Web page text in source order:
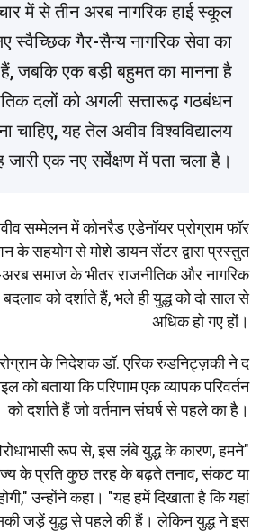
में से तीन अरब नागरिक हाई स्कूल
स्वैच्छिक गैर-सैन्य नागरिक सेवा का
जबकि एक बड़ी बहुमत का मानना है
दलों को अगली सत्तारूढ़ गठबंधन
चाहिए, यह तेल अवीव विश्वविद्यालय
जारी एक नए सर्वेक्षण में पता चला है।
सम्मेलन में कोनरैड एडेनॉयर प्रोग्राम फॉर
सहयोग से मोशे डायन सेंटर द्वारा प्रस्तुत
अरब समाज के भीतर राजनीतिक और नागरिक
को दर्शाते हैं, भले ही युद्ध को दो साल से
अधिक हो गए हों।
के निदेशक डॉ. एरिक रुडनिट्ज़की ने द
को बताया कि परिणाम एक व्यापक परिवर्तन
को दर्शाते हैं जो वर्तमान संघर्ष से पहले का है।
रूप से, इस लंबे युद्ध के कारण, हमने
के प्रति कुछ तरह के बढ़ते तनाव, संकट या
उन्होंने कहा। "यह हमें दिखाता है कि यहां
जड़ें युद्ध से पहले की हैं। लेकिन युद्ध ने इस